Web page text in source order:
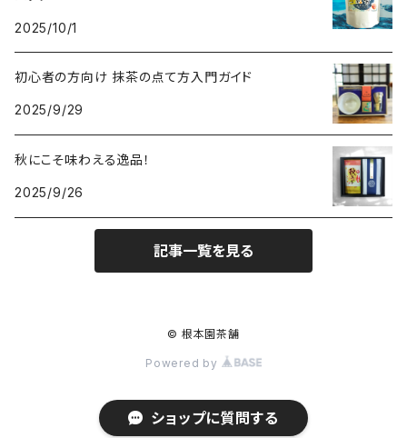
2025/10/1
初心者の方向け 抹茶の点て方入門ガイド
2025/9/29
秋にこそ味わえる逸品！
2025/9/26
記事一覧を見る
© 根本園茶舗
Powered by
ショップに質問する